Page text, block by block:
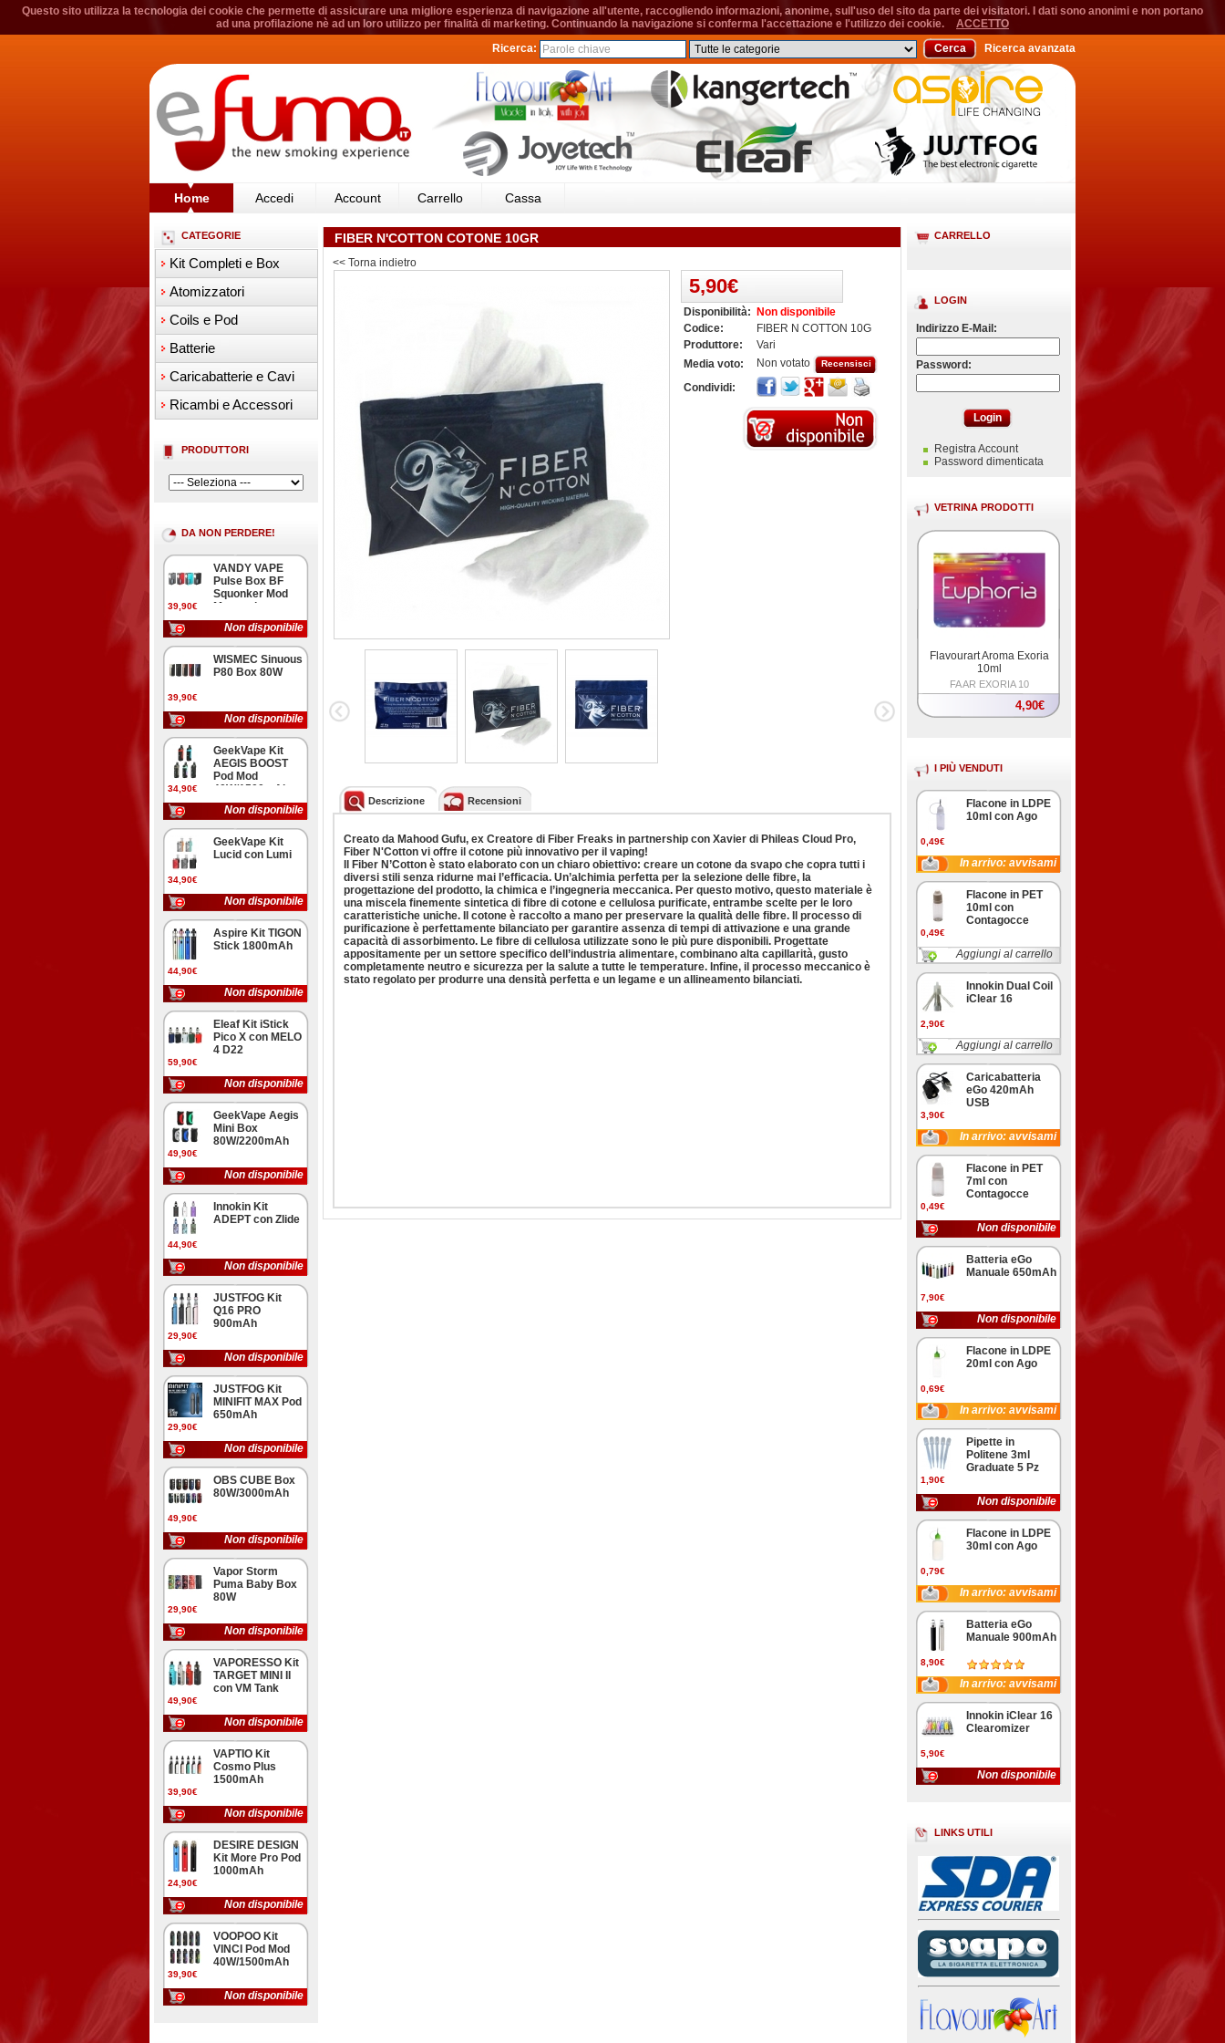
Questo sito utilizza la tecnologia dei cookie che permette di assicurare una migliore esperienza di navigazione all'utente, raccogliendo informazioni, anonime, sull'uso del sito da parte dei visitatori. I dati sono anonimi e non portano
ad una profilazione nè ad un loro utilizzo per finalità di marketing. Continuando la navigazione si conferma l'accettazione e l'utilizzo dei cookie.
ACCETTO
Ricerca:
Cerca Ricerca avanzata
Home Accedi Account Carrello Cassa
CATEGORIE
Kit Completi e Box
Atomizzatori
Coils e Pod
Batterie
Caricabatterie e Cavi
Ricambi e Accessori
PRODUTTORI
DA NON PERDERE!
39,90€
VANDY VAPE
Pulse Box BF
Squonker Mod
Meccanica
Non disponibile
39,90€
WISMEC Sinuous
P80 Box 80W
Non disponibile
34,90€
GeekVape Kit
AEGIS BOOST
Pod Mod
40W/1500mAh
Non disponibile
34,90€
GeekVape Kit
Lucid con Lumi
Non disponibile
44,90€
Aspire Kit TIGON
Stick 1800mAh
Non disponibile
59,90€
Eleaf Kit iStick
Pico X con MELO
4 D22
Non disponibile
49,90€
GeekVape Aegis
Mini Box
80W/2200mAh
Non disponibile
44,90€
Innokin Kit
ADEPT con Zlide
Non disponibile
29,90€
JUSTFOG Kit
Q16 PRO
900mAh
Non disponibile
29,90€
JUSTFOG Kit
MINIFIT MAX Pod
650mAh
Non disponibile
49,90€
OBS CUBE Box
80W/3000mAh
Non disponibile
29,90€
Vapor Storm
Puma Baby Box
80W
Non disponibile
49,90€
VAPORESSO Kit
TARGET MINI II
con VM Tank
Non disponibile
39,90€
VAPTIO Kit
Cosmo Plus
1500mAh
Non disponibile
24,90€
DESIRE DESIGN
Kit More Pro Pod
1000mAh
Non disponibile
39,90€
VOOPOO Kit
VINCI Pod Mod
40W/1500mAh
Non disponibile
CARRELLO
LOGIN
Indirizzo E-Mail:
Password:
Login
Registra Account
Password dimenticata
VETRINA PRODOTTI
Flavourart Aroma Exoria
10ml
FA AR EXORIA 10
4,90€
I PIÙ VENDUTI
0,49€
Flacone in LDPE
10ml con Ago
In arrivo: avvisami
0,49€
Flacone in PET
10ml con
Contagocce
Aggiungi al carrello
2,90€
Innokin Dual Coil
iClear 16
Aggiungi al carrello
3,90€
Caricabatteria
eGo 420mAh
USB
In arrivo: avvisami
0,49€
Flacone in PET
7ml con
Contagocce
Non disponibile
7,90€
Batteria eGo
Manuale 650mAh
Non disponibile
0,69€
Flacone in LDPE
20ml con Ago
In arrivo: avvisami
1,90€
Pipette in
Politene 3ml
Graduate 5 Pz
Non disponibile
0,79€
Flacone in LDPE
30ml con Ago
In arrivo: avvisami
8,90€
Batteria eGo
Manuale 900mAh
In arrivo: avvisami
5,90€
Innokin iClear 16
Clearomizer
Non disponibile
LINKS UTILI
FIBER N'COTTON COTONE 10GR
<< Torna indietro
5,90€
Disponibilità:
Non disponibile
Codice:
FIBER N COTTON 10G
Produttore:
Vari
Media voto:
Non votato Recensisci
Condividi:
Descrizione Recensioni
Creato da Mahood Gufu, ex Creatore di Fiber Freaks in partnership con Xavier di Phileas Cloud Pro,
Fiber N'Cotton vi offre il cotone più innovativo per il vaping!
Il Fiber N’Cotton è stato elaborato con un chiaro obiettivo: creare un cotone da svapo che copra tutti i
diversi stili senza ridurne mai l’efficacia. Un’alchimia perfetta per la selezione delle fibre, la
progettazione del prodotto, la chimica e l’ingegneria meccanica. Per questo motivo, questo materiale è
una miscela finemente sintetica di fibre di cotone e cellulosa purificate, entrambe scelte per le loro
caratteristiche uniche. Il cotone è raccolto a mano per preservare la qualità delle fibre. Il processo di
purificazione è perfettamente bilanciato per garantire assenza di tempi di attivazione e una grande
capacità di assorbimento. Le fibre di cellulosa utilizzate sono le più pure disponibili. Progettate
appositamente per un settore specifico dell’industria alimentare, combinano alta capillarità, gusto
completamente neutro e sicurezza per la salute a tutte le temperature. Infine, il processo meccanico è
stato regolato per produrre una densità perfetta e un legame e un allineamento bilanciati.